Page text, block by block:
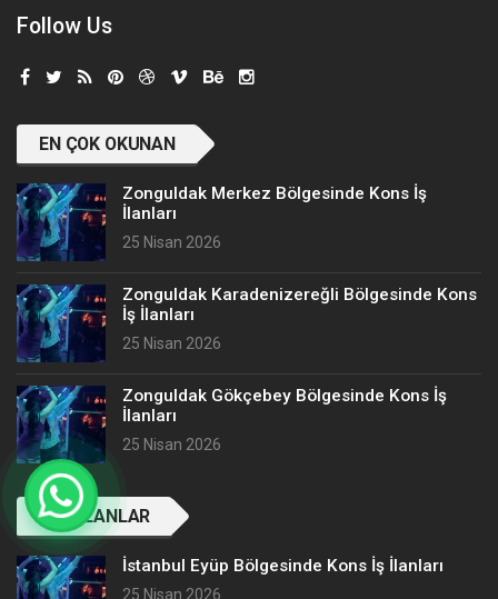
Follow Us
EN ÇOK OKUNAN
Zonguldak Merkez Bölgesinde Kons İş
İlanları
25 Nisan 2026
Zonguldak Karadenizereğli Bölgesinde Kons
İş İlanları
25 Nisan 2026
Zonguldak Gökçebey Bölgesinde Kons İş
İlanları
25 Nisan 2026
SON İLANLAR
İstanbul Eyüp Bölgesinde Kons İş İlanları
25 Nisan 2026